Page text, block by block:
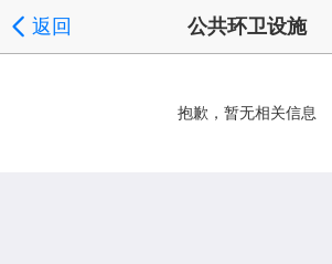
返回 公共环卫设施
抱歉，暂无相关信息